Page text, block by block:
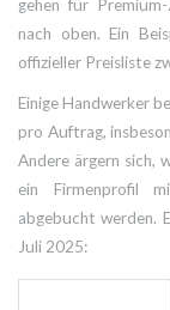
gehen für
nach oben. Ein
offizieller Preisliste
Einige Handwerker
pro Auftrag,
Andere ärgern sich,
ein Firmenprofil
abgebucht werden.
Juli 2025: